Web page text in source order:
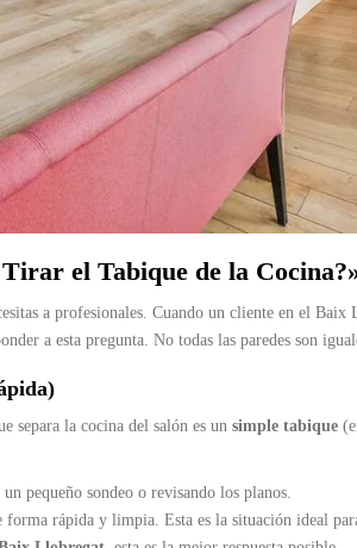
el Tabique de la
a profesionales. Cuando un cliente en el
a esta pregunta. No todas las paredes son
separa la cocina del salón es un simple tabique
pequeño sondeo o revisando los planos.
forma rápida y limpia. Esta es la situación ideal